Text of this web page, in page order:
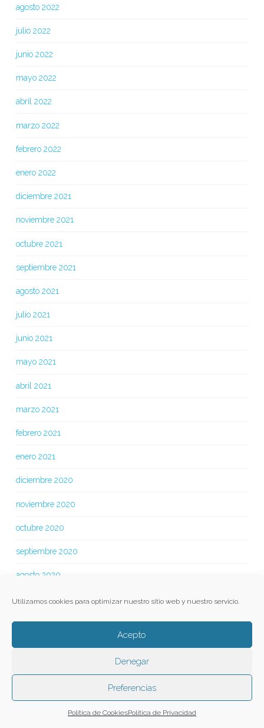
Utilizamos cookies para optimizar nuestro sitio web y nuestro servicio.
Acepto
Denegar
Preferencias
Política de CookiesPolítica de Privacidad
agosto 2022
julio 2022
junio 2022
mayo 2022
abril 2022
marzo 2022
febrero 2022
enero 2022
diciembre 2021
noviembre 2021
octubre 2021
septiembre 2021
agosto 2021
julio 2021
junio 2021
mayo 2021
abril 2021
marzo 2021
febrero 2021
enero 2021
diciembre 2020
noviembre 2020
octubre 2020
septiembre 2020
agosto 2020
julio 2020
junio 2020
mayo 2020